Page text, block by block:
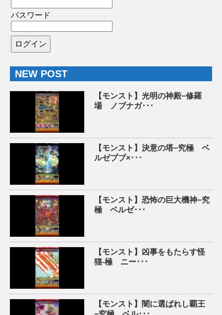
パスワード
NEW POST
【モンスト】光明の神殿−修羅
場 ノブナガ･･･
【モンスト】決意の塔−究極 ベ
ルゼブブ×･･･
【モンスト】恐怖の巨大機神−究
極 ベルゼ･･･
【モンスト】凶事をもたらす怪
猫-極 ニー･･･
【モンスト】闇に選ばれし覇王